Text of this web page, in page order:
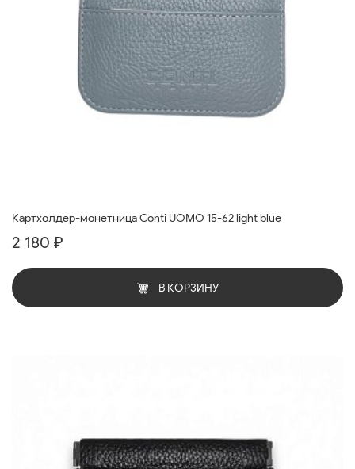
Картхолдер-монетница Conti UOMO 15-62 light blue
2 180 ₽
В КОРЗИНУ